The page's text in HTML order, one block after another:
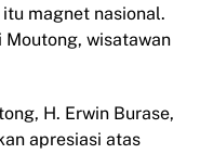
magnet nasional.
wisatawan
H. Erwin Burase,
apresiasi atas